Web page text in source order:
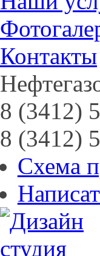
Контакты
8 (3412)
8 (3412)
Схема